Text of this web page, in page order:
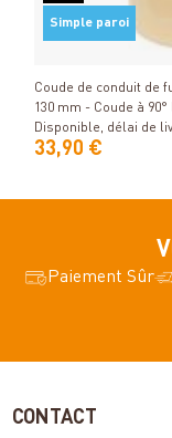
Simple paroi
Coude de conduit de
130 mm - Coude à
Disponible, délai de
33,90 €
Paiement Sûr
CONTACT